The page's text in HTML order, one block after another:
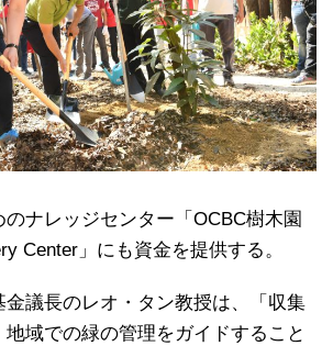
ナレッジセンター「OCBC樹木園
Center」にも資金を提供する。
金議長のレオ・タン教授は、「収集
地域での緑の管理をガイドすること